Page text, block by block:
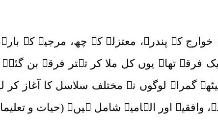
کے پندرہ، معتزلہ کے چھ، مرجیہ کے
ایک فرقہ تھا۔ یوں کل ملا کر تہتر فرقے بن
گمراہ لوگوں نے مختلف سلاسل کا آغاز کر لیا
وافقیہ اور الہامیہ شامل ہیں۔ (حیات و